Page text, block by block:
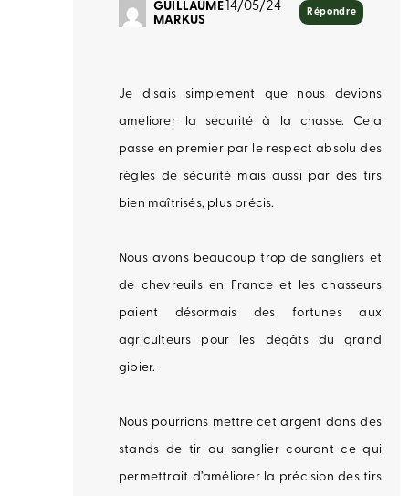
GUILLAUME
MARKUS
14/05/24
Je disais simplement que nous devions
améliorer la sécurité à la chasse. Cela
passe en premier par le respect absolu des
règles de sécurité mais aussi par des tirs
bien maîtrisés, plus précis.
Nous avons beaucoup trop de sangliers et
de chevreuils en France et les chasseurs
paient désormais des fortunes aux
agriculteurs pour les dégâts du grand
gibier.
Nous pourrions mettre cet argent dans des
stands de tir au sanglier courant ce qui
permettrait d’améliorer la précision des tirs
Répondre